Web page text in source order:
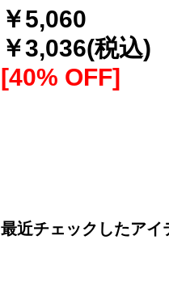
￥5,060
￥3,036(税込)
[40% OFF]
最近チェックしたアイ